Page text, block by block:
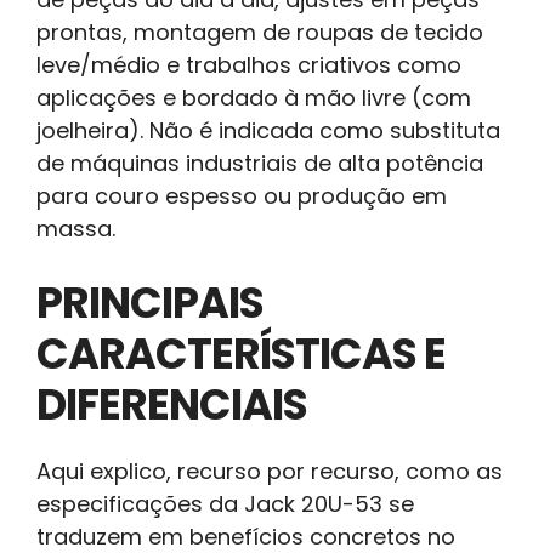
prontas, montagem de roupas de tecido
leve/médio e trabalhos criativos como
aplicações e bordado à mão livre (com
joelheira). Não é indicada como substituta
de máquinas industriais de alta potência
para couro espesso ou produção em
massa.
PRINCIPAIS
CARACTERÍSTICAS E
DIFERENCIAIS
Aqui explico, recurso por recurso, como as
especificações da Jack 20U-53 se
traduzem em benefícios concretos no